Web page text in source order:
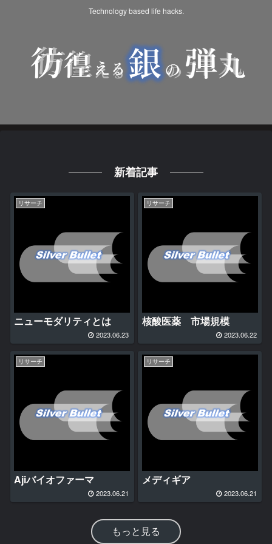
Technology based life hacks.
新着記事
リサーチ
ニューモダリティとは
2023.06.23
リサーチ
核酸医薬 市場規模
2023.06.22
リサーチ
Ajiバイオファーマ
2023.06.21
リサーチ
メディギア
2023.06.21
もっと見る